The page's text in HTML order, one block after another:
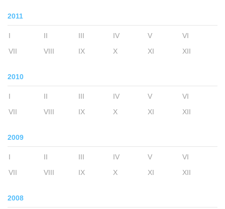
2011
I II III IV V
VI
VII
VIII IX X XI XII
2010
I II III IV V
VI
VII
VIII IX X XI XII
2009
I II III IV V
VI
VII
VIII IX X XI XII
2008